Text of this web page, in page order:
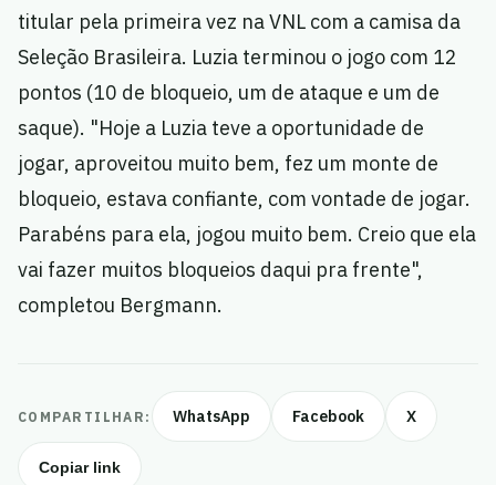
titular pela primeira vez na VNL com a camisa da
Seleção Brasileira. Luzia terminou o jogo com 12
pontos (10 de bloqueio, um de ataque e um de
saque). "Hoje a Luzia teve a oportunidade de
jogar, aproveitou muito bem, fez um monte de
bloqueio, estava confiante, com vontade de jogar.
Parabéns para ela, jogou muito bem. Creio que ela
vai fazer muitos bloqueios daqui pra frente",
completou Bergmann.
COMPARTILHAR: WhatsApp Facebook X
Copiar link